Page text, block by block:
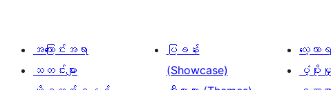
အကြောင်းအရာ
သတင်းများ
ပြခန်း
(Showcase)
လေ့လာ
ပံ့ပို